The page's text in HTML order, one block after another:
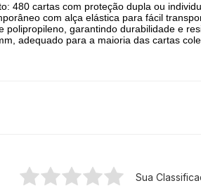
480 cartas com proteção dupla ou
com alça elástica para fácil
polipropileno, garantindo durabilidade e
adequado para a maioria das cartas
Sua